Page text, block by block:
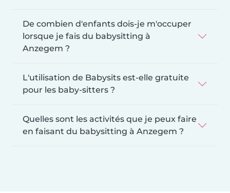
De combien d'enfants dois-je m'occuper
lorsque je fais du babysitting à
Anzegem ?
L'utilisation de Babysits est-elle gratuite
pour les baby-sitters ?
Quelles sont les activités que je peux faire
en faisant du babysitting à Anzegem ?